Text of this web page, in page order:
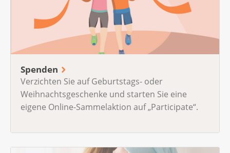
Spenden
Verzichten Sie auf Geburtstags- oder
Weihnachtsgeschenke und starten Sie eine
eigene Online-Sammelaktion auf „Participate“.